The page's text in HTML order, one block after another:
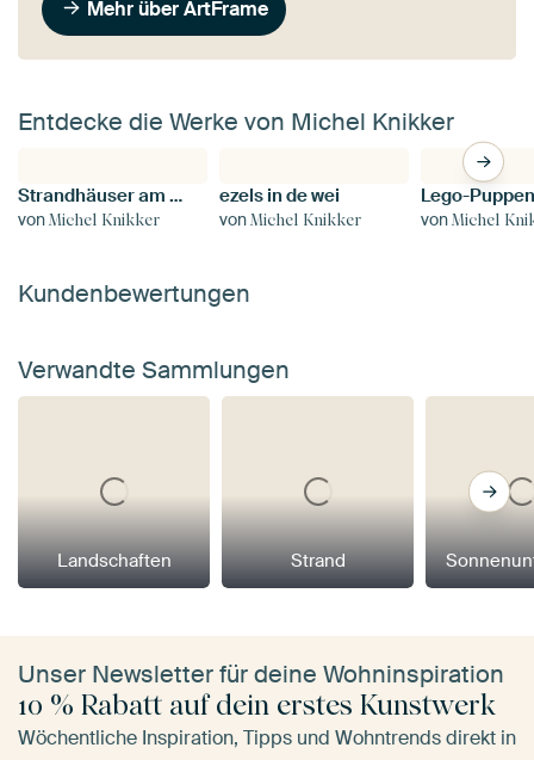
Mehr über ArtFrame
Entdecke die Werke von Michel Knikker
Strandhäuser am Strand von Renesse
vonMichel Knikker
ezels in de wei
vonMichel Knikker vonMichel
Kundenbewertungen
Verwandte Sammlungen
Landschaften Strand
Unser Newsletter für deine Wohninspiration
10 % Rabatt auf dein erstes Kunstwerk
Wöchentliche Inspiration, Tipps und Wohntrends direkt in